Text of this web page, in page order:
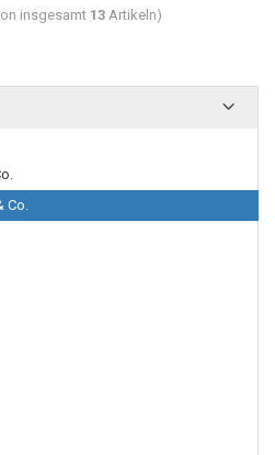
insgesamt 13 Artikeln)
Co.